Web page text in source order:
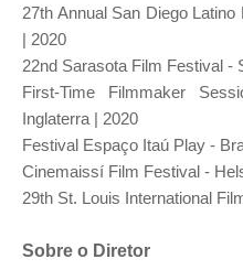
27th Annual San Diego
| 2020
22nd Sarasota Film Festival -
First-Time Filmmaker
Inglaterra | 2020
Festival Espaço Itaú Play -
Cinemaissí Film Festival -
29th St. Louis International
Sobre o Diretor